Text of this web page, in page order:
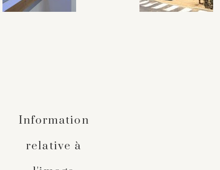
Information
relative à